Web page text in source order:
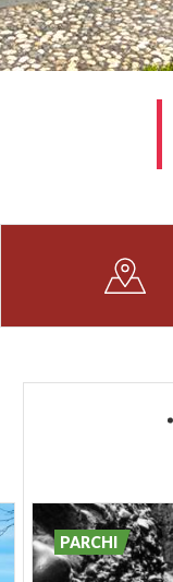
PARCHI